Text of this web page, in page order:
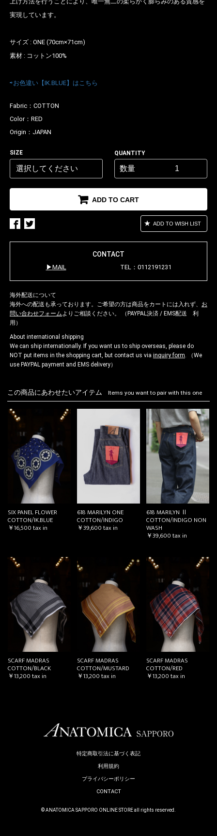
実現しています。
サイズ : ONE (70cm×71cm)
素材 : コットン100%
⇨お色違い【IK.BLUE】はこちら
Fabric： COTTON
Color： RED
Origin： JAPAN
SIZE QUANTITY
数量
ADD TO CART
お買い物を続ける
ADD TO WISH LIST
CONTACT
MAIL TEL：0112191231
海外配送について
海外への配送も承っております。ご希望の方は商品をカートには入れず、 お
問い合わせフォームよりご相談ください。 （PAYPAL決済 / EMS配送 利
用）
About international shipping
We can ship internationally. If you want us to ship overseas, please do
NOT put items in the shopping cart, but contact us via inquiry form. （We
use PAYPAL payment and EMS delivery）
この商品にあわせたいアイテム Items you want to pair with this one
SIX PANEL FLOWER
COTTON/IK.BLUE
￥16,500tax in
618 MARILYN ONE
COTTON/INDIGO
￥39,600tax in
618 MARILYN Ⅱ
COTTON/INDIGO NON
WASH
￥39,600tax in
SCARF MADRAS
COTTON/BLACK
￥13,200tax in
SCARF MADRAS
COTTON/MUSTARD
￥13,200tax in
SCARF MADRAS
COTTON/RED
￥13,200tax in
特定商取引法に基づく表記
利用規約
プライバシーポリシー
CONTACT
© ANATOMICA SAPPORO ONLINE STORE all rights reserved.